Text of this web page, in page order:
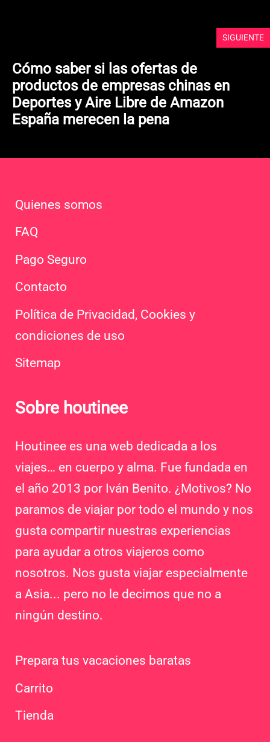
SIGUIENTE
Cómo saber si las ofertas de
productos de empresas chinas en
Deportes y Aire Libre de Amazon
España merecen la pena
Quienes somos
FAQ
Pago Seguro
Contacto
Política de Privacidad, Cookies y
condiciones de uso
Sitemap
Sobre houtinee
Houtinee es una web dedicada a los
viajes… en cuerpo y alma. Fue fundada en
el año 2013 por Iván Benito. ¿Motivos? No
paramos de viajar por todo el mundo y nos
gusta compartir nuestras experiencias
para ayudar a otros viajeros como
nosotros. Nos gusta viajar especialmente
a Asia... pero no le decimos que no a
ningún destino.
Prepara tus vacaciones baratas
Carrito
Tienda